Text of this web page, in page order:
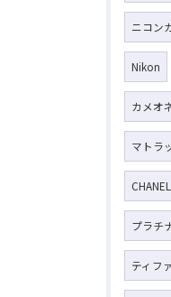
ニコン
Nikon
カメオ
マトラ
CHANEL
プラチ
ティフ